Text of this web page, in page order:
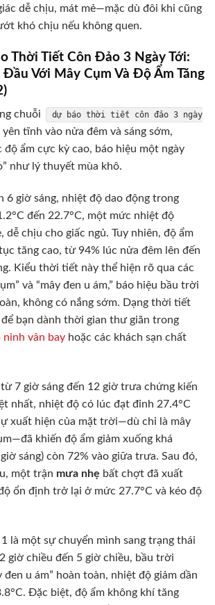
dễ chịu, mát mẻ—mặc dù đôi khi cũng
khó chịu nếu không quen.
Thời Tiết Côn Đảo 3 Ngày Tới:
Với Mây Cụm Và Độ Ẩm Tăng
chuỗi
dự báo thời tiết côn đảo 3 ngày
tĩnh vào nửa đêm và sáng sớm,
ẩm cực kỳ cao, báo hiệu một ngày
như lý thuyết mùa khô.
6 giờ sáng, nhiệt độ dao động trong
đến 22.7°C, một mức nhiệt độ
dễ chịu cho giấc ngủ. Tuy nhiên, độ ẩm
tăng cao, từ 94% lúc nửa đêm lên đến
Kiểu thời tiết này thể hiện rõ qua các
và “mây đen u ám,” báo hiệu bầu trời
không có nắng sớm. Dạng thời tiết
bạn dành thời gian thư giãn trong
ninh vân bay hoặc các khách sạn chất
7 giờ sáng đến 12 giờ trưa chứng kiến
nhất, nhiệt độ có lúc đạt đỉnh 27.4°C
xuất hiện của mặt trời—dù chỉ là mây
khiến độ ẩm giảm xuống khá
sáng) còn 72% vào giữa trưa. Sau đó,
một trận mưa nhẹ bất chợt đã xuất
ổn định trở lại ở mức 27.7°C và kéo độ
là một sự chuyển mình sang trạng thái
giờ chiều đến 5 giờ chiều, bầu trời
đen u ám” hoàn toàn, nhiệt độ giảm dần
Đặc biệt, độ ẩm không khí tăng